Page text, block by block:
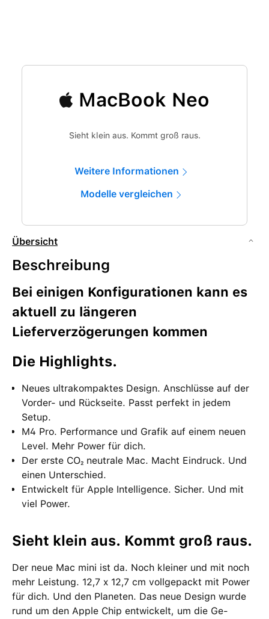
MacBook Neo
Sieht klein aus. Kommt groß raus.
Weitere Informationen
Modelle vergleichen
Übersicht
Beschreibung
Bei einigen Konfigurationen kann es
aktuell zu längeren
Lieferverzögerungen kommen
Die High­lights.
Neues ultrakompaktes Design. Anschlüsse auf der
Vorder- und Rück­seite. Passt perfekt in jedem
Setup.
M4 Pro. Performance und Grafik auf einem neuen
Level. Mehr Power für dich.
Der erste CO₂ neutrale Mac. Macht Eindruck. Und
einen Unter­schied.
Entwickelt für Apple Intelligence. Sicher. Und mit
viel Power.
Sieht klein aus. Kommt groß raus.
Der neue Mac mini ist da. Noch kleiner und mit noch
mehr Leistung. 12,7 x 12,7 cm voll­gepackt mit Power
für dich. Und den Planeten. Das neue Design wurde
rund um den Apple Chip ent­wi­ckelt, um die Ge­